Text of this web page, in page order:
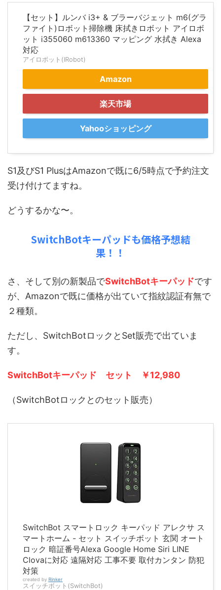
【セット】ルンバ i3+ & ブラーバジェット m6(グラ
ファイト)ロボット掃除機 床拭きロボット アイロボ
ット i355060 m613360 マッピング 水拭き Alexa
対応
アイロボット(IRobot)
Amazon
楽天市場
Yahooショッピング
S1及びS1 PlusはAmazonで既に6/5時点で予約注文
受け付けてますね。
どうするかな〜。
SwitchBotキーパッドも価格予想結
果！！
さ、そして別の新製品でSwitchBotキーパッドです
が、Amazonで既に価格が出ていて指紋認証有無で
２種類。
ただし、SwitchBotロックとSet販売で出ていま
す。
SwitchBotキーパッド セット ￥12,980
（SwitchBotロックとのセット販売）
SwitchBot スマートロック キーパッド アレクサ ス
マートホーム - セット スイッチボット 玄関 オート
ロック 暗証番号Alexa Google Home Siri LINE
Clovaに対応 遠隔対応 工事不要 取付カンタン 防犯
対策
created by Rinker
スイッチボット(SwitchBot)